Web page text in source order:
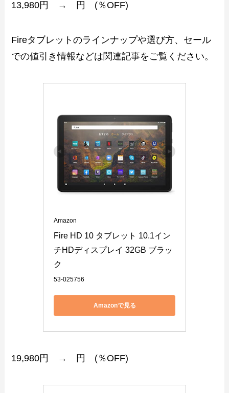
13,980円 → 円 (％OFF)
Fireタブレットのラインナップや選び方、セール
での値引き情報などは関連記事をご覧ください。
Amazon
Fire HD 10 タブレット 10.1イン
チHDディスプレイ 32GB ブラッ
ク
53-025756
Amazonで見る
19,980円 → 円 (％OFF)